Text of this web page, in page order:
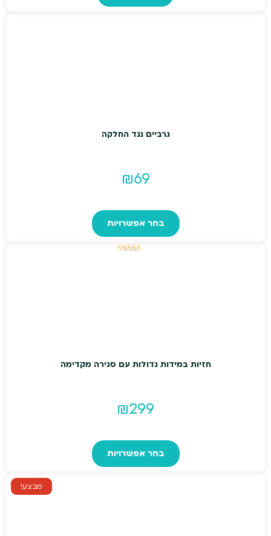
גרביים נגד החלקה
₪69
בחר אפשרויות
זה
חזיות במידות גדולות עם סגירה מקדימה
₪299
בחר אפשרויות
זה
מבצע!